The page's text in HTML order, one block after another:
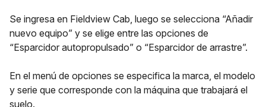
Se ingresa en Fieldview Cab, luego se selecciona “Añadir
nuevo equipo” y se elige entre las opciones de
“Esparcidor autopropulsado” o “Esparcidor de arrastre”.
En el menú de opciones se especifica la marca, el modelo
y serie que corresponde con la máquina que trabajará el
suelo.